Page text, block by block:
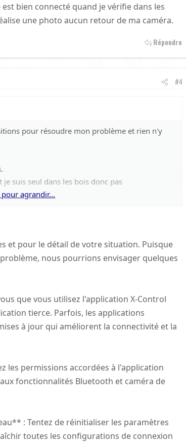
à jour peut corriger des bugs ou améliorer la
de la liste des appareils Bluetooth associés
bien connecté quand je vérifie dans les
une photo aucun retour de ma caméra.
Répondre
#4
pour résoudre mon problème et rien n'y
suis seul dans les bois donc pas
et mon x control date de 2022 et aucune idée
bien connecté quand je vérifie dans les
une photo aucun retour de ma caméra.
pour agrandir...
et pour le détail de votre situation. Puisque
nous pourrions envisager quelques
que vous utilisez l'application X-Control
tierce. Parfois, les applications
à jour qui améliorent la connectivité et la
les permissions accordées à l'application
fonctionnalités Bluetooth et caméra de
: Tentez de réinitialiser les paramètres
toutes les configurations de connexion